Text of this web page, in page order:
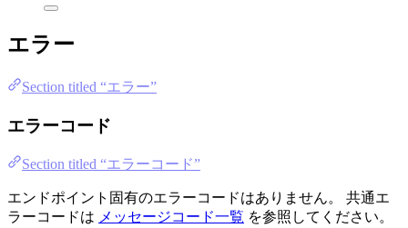
エラー
Section titled “エラー”
エラーコード
Section titled “エラーコード”
エンドポイント固有のエラーコードはありません。 共通エ
ラーコードは メッセージコード一覧 を参照してください。